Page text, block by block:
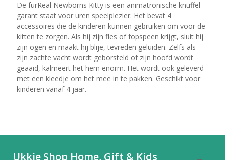
De furReal Newborns Kitty is een animatronische knuffel
garant staat voor uren speelplezier. Het bevat 4
accessoires die de kinderen kunnen gebruiken om voor de
kitten te zorgen. Als hij zijn fles of fopspeen krijgt, sluit hij
zijn ogen en maakt hij blije, tevreden geluiden. Zelfs als
zijn zachte vacht wordt geborsteld of zijn hoofd wordt
geaaid, kalmeert het hem enorm. Het wordt ook geleverd
met een kleedje om het mee in te pakken. Geschikt voor
kinderen vanaf 4 jaar.
Ukkie Shop Home, Gift & Kids